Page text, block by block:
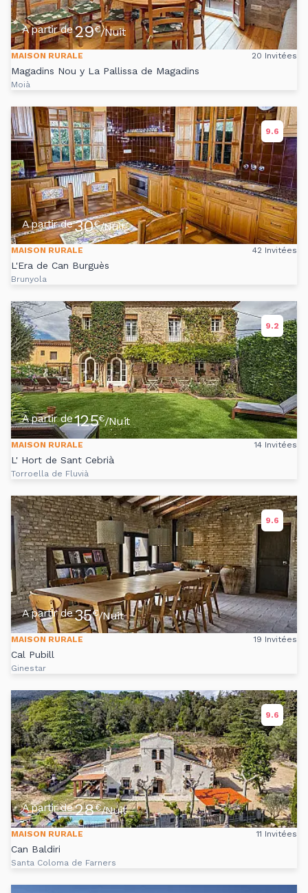
A partir de29€/Nuit
MAISON RURALE 20 Invitées
Magadins Nou y La Pallissa de Magadins
Moià
9.6
A partir de30€/Nuit
MAISON RURALE 42 Invitées
L'Era de Can Burguès
Brunyola
9.2
A partir de125€/Nuit
MAISON RURALE 14 Invitées
L' Hort de Sant Cebrià
Torroella de Fluvià
9.6
A partir de35€/Nuit
MAISON RURALE 19 Invitées
Cal Pubill
Ginestar
9.6
A partir de28€/Nuit
MAISON RURALE 11 Invitées
Can Baldiri
Santa Coloma de Farners